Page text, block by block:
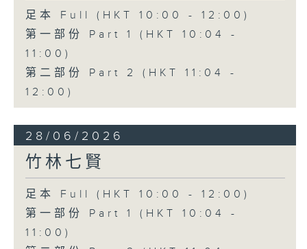
足本 Full (HKT 10:00 - 12:00)
第一部份 Part 1 (HKT 10:04 -
11:00)
第二部份 Part 2 (HKT 11:04 -
12:00)
28/06/2026
竹林七賢
足本 Full (HKT 10:00 - 12:00)
第一部份 Part 1 (HKT 10:04 -
11:00)